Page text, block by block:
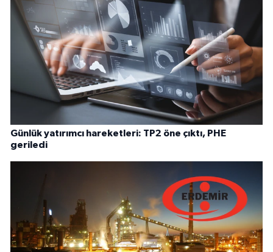
Günlük yatırımcı hareketleri: TP2 öne çıktı, PHE
geriledi